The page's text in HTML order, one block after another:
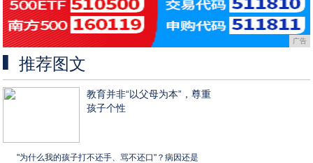
广告
推荐图文
教育并非“以父母为本”，尊重
孩子个性
"为什么我的孩子打不还手、骂不还口"？病因还是